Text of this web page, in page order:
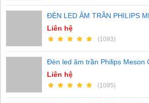
ĐÈN LED ÂM TRẦN PHILIPS
Liên hệ
(1093)
Đèn led âm trần Philips Meson
Liên hệ
(1095)